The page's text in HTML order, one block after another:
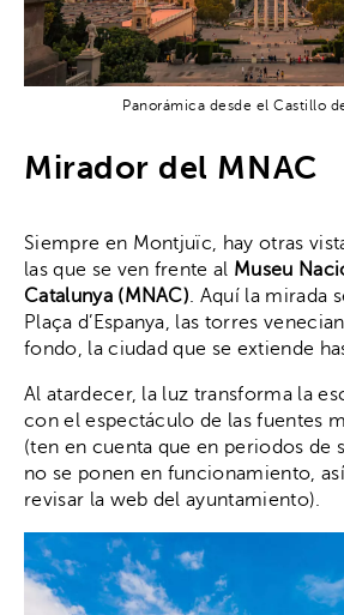
Panorámica desde el Castillo
Mirador del MNAC
Siempre en Montjuïc, hay otras
las que se ven frente al Museu
Catalunya (MNAC). Aquí la mirada
Plaça d’Espanya, las torres
fondo, la ciudad que se extiende
Al atardecer, la luz transforma la
con el espectáculo de las fuentes
(ten en cuenta que en periodos de
no se ponen en funcionamiento,
revisar la web del ayuntamiento).